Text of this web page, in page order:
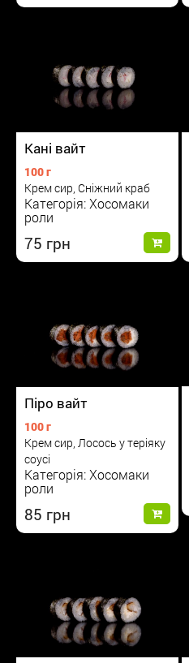
Кані вайт
100 г
Крем сир, Сніжний краб
Категорія: Хосомаки
роли
75
Піро вайт
100 г
Крем сир, Лосось у теріяку
соусі
Категорія: Хосомаки
роли
85